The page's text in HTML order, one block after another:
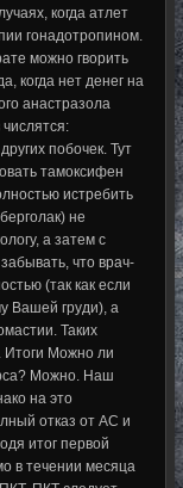
когда атлет
гонадотропином.
можно гворить
когда нет денег на
анастразола
побочек. Тут
тамоксифен
истребить
не
а затем с
что врач-
(так как если
Вашей груди), а
Таких
Итоги Можно ли
Можно. Наш
на это
отказ от АС и
итог первой
в течении месяца